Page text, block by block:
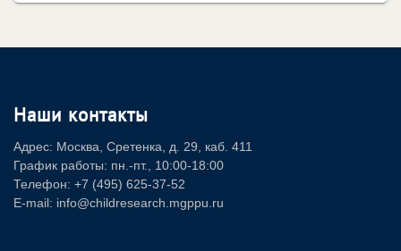
Наши контакты
Адрес: Москва, Сретенка, д. 29, каб. 411
График работы: пн.-пт., 10:00-18:00
Телефон: +7 (495) 625-37-52
E-mail: info@childresearch.mgppu.ru